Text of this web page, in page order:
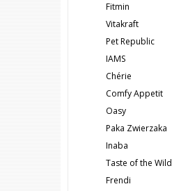
Fitmin
Vitakraft
Pet Republic
IAMS
Chérie
Comfy Appetit
Oasy
Paka Zwierzaka
Inaba
Taste of the Wild
Frendi